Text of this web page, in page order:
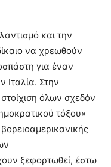
και την
να χρεωθούν
για έναν
Στην
όλων σχεδόν
τόξου»
ξεφορτωθεί, έστω